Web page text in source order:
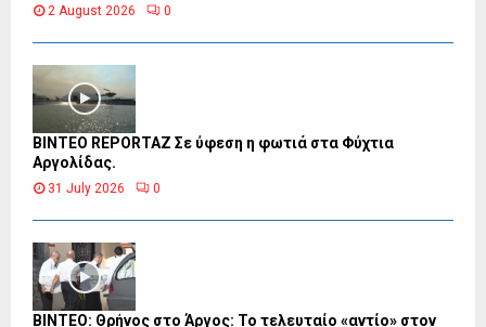
2 August 2026 0
BINTEO REPORTAZ Σε ύφεση η φωτιά στα Φύχτια
Αργολίδας.
31 July 2026 0
ΒΙΝΤΕΟ: Θρήνος στο Άργος: Το τελευταίο «αντίο» στον